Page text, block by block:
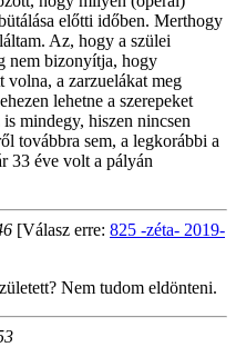
előtti időben. Merthogy
Az, hogy a szülei
nem bizonyítja, hogy
a zarzuelákat meg
lehetne a szerepeket
mindegy, hiszen nincsen
továbbra sem, a legkorábbi a
33 éve volt a pályán
[Válasz erre: 825 -zéta- 2019-
Nem tudom eldönteni.